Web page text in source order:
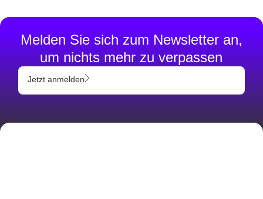
Melden Sie sich zum Newsletter an,
um nichts mehr zu verpassen
Jetzt anmelden